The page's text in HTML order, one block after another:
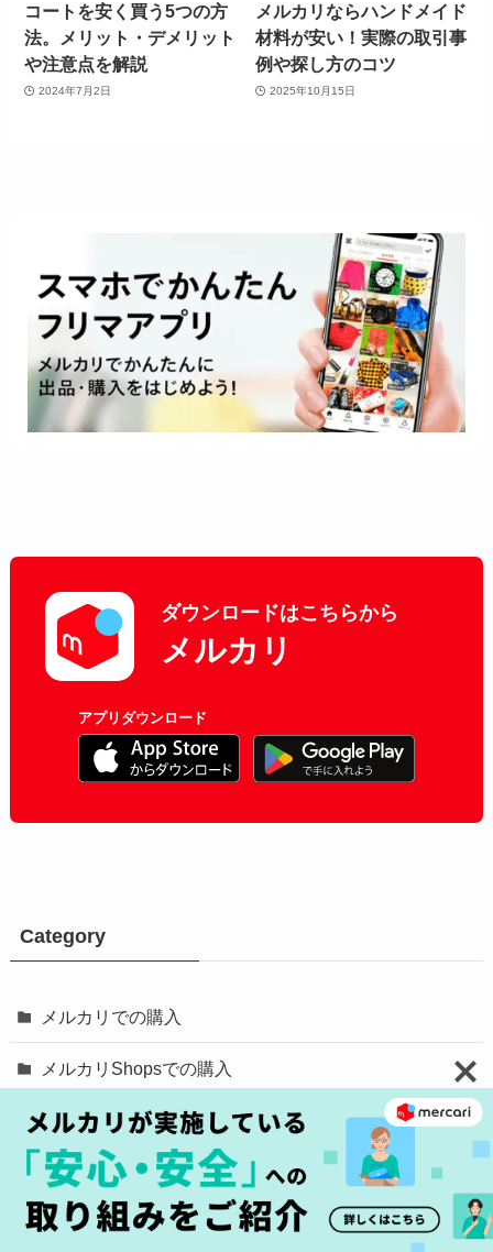
コートを安く買う5つの方
法。メリット・デメリット
や注意点を解説
2024年7月2日
メルカリならハンドメイド
材料が安い！実際の取引事
例や探し方のコツ
2025年10月15日
ダウンロードはこちらから
メルカリ
アプリダウンロード
Category
メルカリでの購入
メルカリShopsでの購入
メルカリの始め方
メルカリでの出品方法
メルカリでの売り方